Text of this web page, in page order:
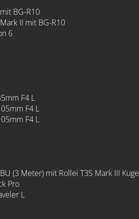
BG-R10
II mit BG-R10
6
F4 L
F4 L
F4 L
(3 Meter) mit Rollei T3S Mark III
Pro
L